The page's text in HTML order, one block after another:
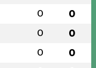
0 0
0 0
0 0